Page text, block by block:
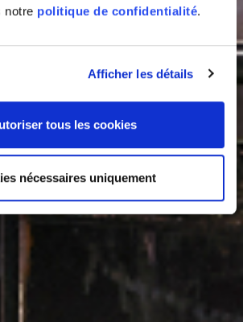
notre politique de confidentialité.
Afficher les détails
tous les cookies
nécessaires uniquement